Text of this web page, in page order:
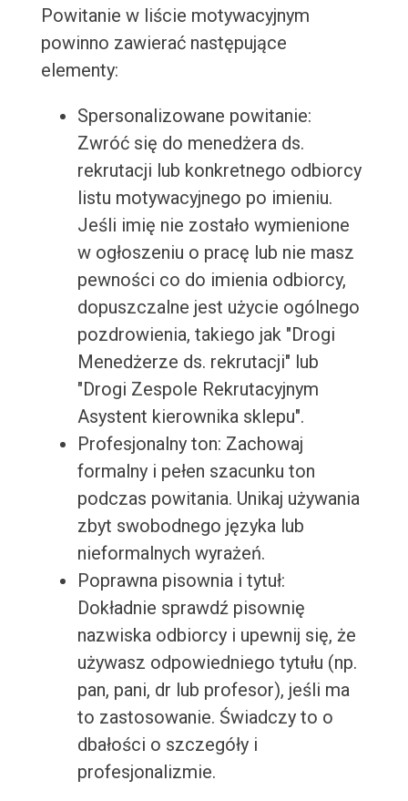
Powitanie w liście motywacyjnym
powinno zawierać następujące
elementy:
Spersonalizowane powitanie:
Zwróć się do menedżera ds.
rekrutacji lub konkretnego odbiorcy
listu motywacyjnego po imieniu.
Jeśli imię nie zostało wymienione
w ogłoszeniu o pracę lub nie masz
pewności co do imienia odbiorcy,
dopuszczalne jest użycie ogólnego
pozdrowienia, takiego jak "Drogi
Menedżerze ds. rekrutacji" lub
"Drogi Zespole Rekrutacyjnym
Asystent kierownika sklepu".
Profesjonalny ton: Zachowaj
formalny i pełen szacunku ton
podczas powitania. Unikaj używania
zbyt swobodnego języka lub
nieformalnych wyrażeń.
Poprawna pisownia i tytuł:
Dokładnie sprawdź pisownię
nazwiska odbiorcy i upewnij się, że
używasz odpowiedniego tytułu (np.
pan, pani, dr lub profesor), jeśli ma
to zastosowanie. Świadczy to o
dbałości o szczegóły i
profesjonalizmie.